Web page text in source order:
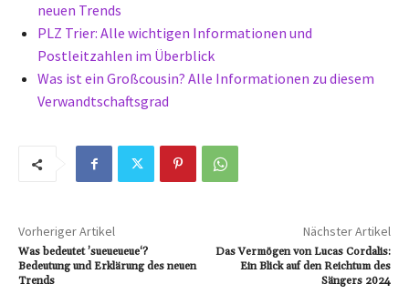
neuen Trends
PLZ Trier: Alle wichtigen Informationen und
Postleitzahlen im Überblick
Was ist ein Großcousin? Alle Informationen zu diesem
Verwandtschaftsgrad
Vorheriger Artikel
Was bedeutet ’sueueueue‘?
Bedeutung und Erklärung des neuen
Trends
Nächster Artikel
Das Vermögen von Lucas Cordalis:
Ein Blick auf den Reichtum des
Sängers 2024